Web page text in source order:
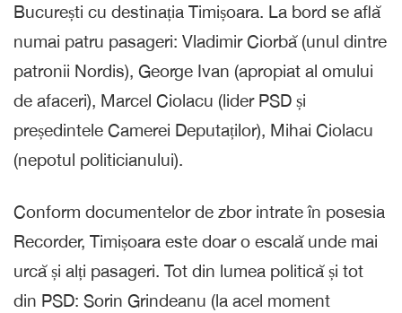
București cu destinația Timișoara. La bord se află
numai patru pasageri: Vladimir Ciorbă (unul dintre
patronii Nordis), George Ivan (apropiat al omului
de afaceri), Marcel Ciolacu (lider PSD și
președintele Camerei Deputaților), Mihai Ciolacu
(nepotul politicianului).
Conform documentelor de zbor intrate în posesia
Recorder, Timișoara este doar o escală unde mai
urcă și alți pasageri. Tot din lumea politică și tot
din PSD: Sorin Grindeanu (la acel moment